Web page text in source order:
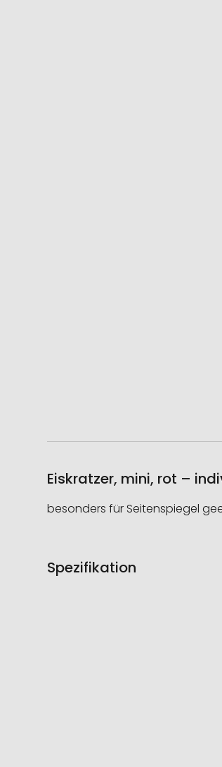
Eiskratzer, mini, rot –
besonders für Seitenspiegel
Spezifikation